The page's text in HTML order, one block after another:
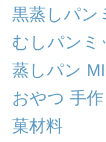
黒蒸しパン
むしパンミ
蒸しパン
おやつ 手
菓材料